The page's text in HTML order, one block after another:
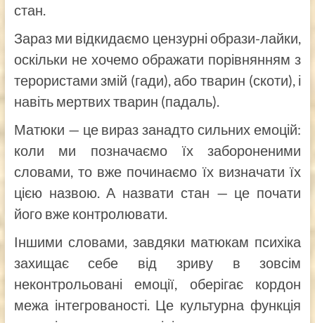
стан.
Зараз ми відкидаємо цензурні образи-лайки,
оскільки не хочемо ображати порівнянням з
терористами змій (гади), або тварин (скоти), і
навіть мертвих тварин (падаль).
Матюки — це вираз занадто сильних емоцій:
коли ми позначаємо їх забороненими
словами, то вже починаємо їх визначати їх
цією назвою. А назвати стан — це почати
його вже контролювати.
Іншими словами, завдяки матюкам психіка
захищає себе від зриву в зовсім
неконтрольовані емоції, оберігає кордон
межа інтегрованості. Це культурна функція